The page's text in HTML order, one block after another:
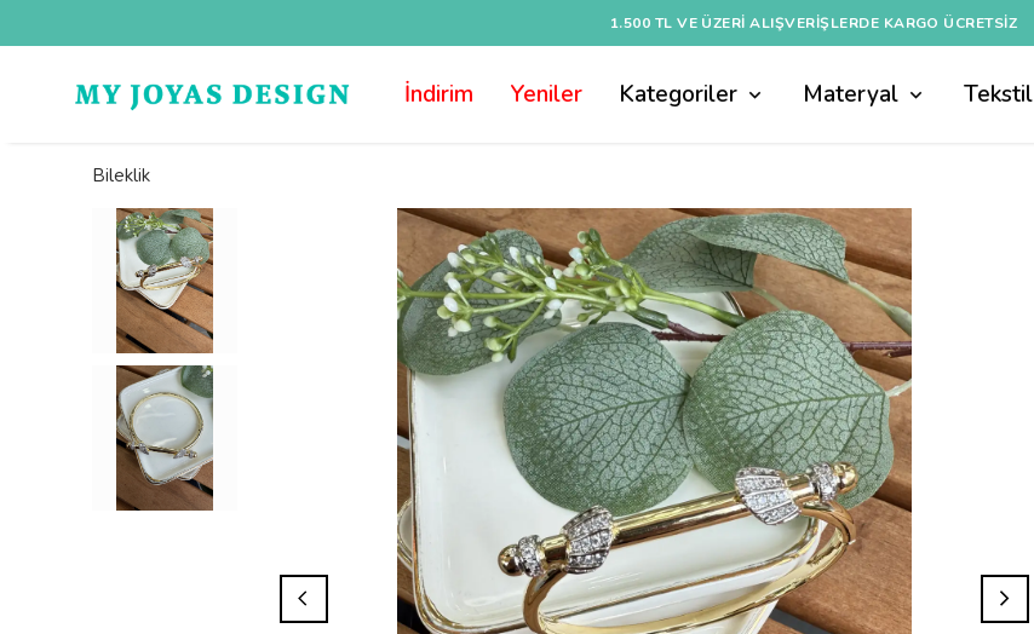
1.500 TL VE ÜZERI ALIŞVERIŞLERDE KARGO ÜCRETSİZ
İndirim Yeniler Kategoriler Materyal Tekstil
Bileklik